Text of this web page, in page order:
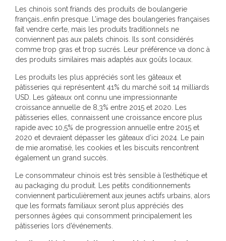
Les chinois sont friands des produits de boulangerie
français…enfin presque. L’image des boulangeries françaises
fait vendre certe, mais les produits traditionnels ne
conviennent pas aux palets chinois. Ils sont considérés
comme trop gras et trop sucrés. Leur préférence va donc à
des produits similaires mais adaptés aux goûts locaux.
Les produits les plus appréciés sont les gâteaux et
pâtisseries qui représentent 41% du marché soit 14 milliards
USD. Les gâteaux ont connu une impressionnante
croissance annuelle de 8,3% entre 2015 et 2020. Les
pâtisseries elles, connaissent une croissance encore plus
rapide avec 10,5% de progression annuelle entre 2015 et
2020 et devraient dépasser les gâteaux d’ici 2024. Le pain
de mie aromatisé, les cookies et les biscuits rencontrent
également un grand succès.
Le consommateur chinois est très sensible à l’esthétique et
au packaging du produit. Les petits conditionnements
conviennent particulièrement aux jeunes actifs urbains, alors
que les formats familiaux seront plus appréciés des
personnes âgées qui consomment principalement les
pâtisseries lors d’événements.